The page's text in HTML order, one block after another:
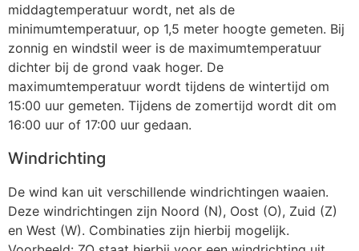
middagtemperatuur wordt, net als de
minimumtemperatuur, op 1,5 meter hoogte gemeten. Bij
zonnig en windstil weer is de maximumtemperatuur
dichter bij de grond vaak hoger. De
maximumtemperatuur wordt tijdens de wintertijd om
15:00 uur gemeten. Tijdens de zomertijd wordt dit om
16:00 uur of 17:00 uur gedaan.
Windrichting
De wind kan uit verschillende windrichtingen waaien.
Deze windrichtingen zijn Noord (N), Oost (O), Zuid (Z)
en West (W). Combinaties zijn hierbij mogelijk.